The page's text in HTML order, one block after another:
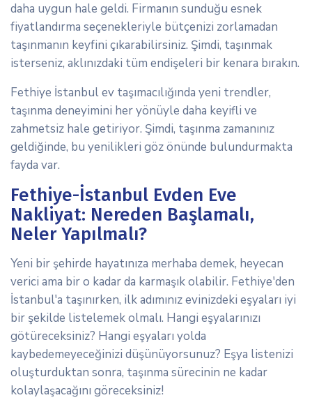
daha uygun hale geldi. Firmanın sunduğu esnek
fiyatlandırma seçenekleriyle bütçenizi zorlamadan
taşınmanın keyfini çıkarabilirsiniz. Şimdi, taşınmak
isterseniz, aklınızdaki tüm endişeleri bir kenara bırakın.
Fethiye İstanbul ev taşımacılığında yeni trendler,
taşınma deneyimini her yönüyle daha keyifli ve
zahmetsiz hale getiriyor. Şimdi, taşınma zamanınız
geldiğinde, bu yenilikleri göz önünde bulundurmakta
fayda var.
Fethiye-İstanbul Evden Eve
Nakliyat: Nereden Başlamalı,
Neler Yapılmalı?
Yeni bir şehirde hayatınıza merhaba demek, heyecan
verici ama bir o kadar da karmaşık olabilir. Fethiye'den
İstanbul'a taşınırken, ilk adımınız evinizdeki eşyaları iyi
bir şekilde listelemek olmalı. Hangi eşyalarınızı
götüreceksiniz? Hangi eşyaları yolda
kaybedemeyeceğinizi düşünüyorsunuz? Eşya listenizi
oluşturduktan sonra, taşınma sürecinin ne kadar
kolaylaşacağını göreceksiniz!